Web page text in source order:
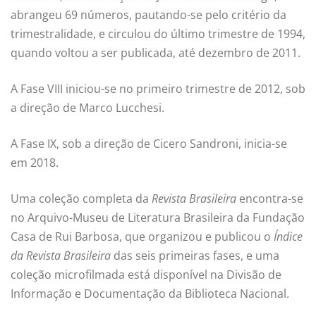
abrangeu 69 números, pautando-se pelo critério da
trimestralidade, e circulou do último trimestre de 1994,
quando voltou a ser publicada, até dezembro de 2011.
A Fase VIII iniciou-se no primeiro trimestre de 2012, sob
a direção de Marco Lucchesi.
A Fase IX, sob a direção de Cicero Sandroni, inicia-se
em 2018.
Uma coleção completa da Revista Brasileira encontra-se
no Arquivo-Museu de Literatura Brasileira da Fundação
Casa de Rui Barbosa, que organizou e publicou o Índice
da Revista Brasileira das seis primeiras fases, e uma
coleção microfilmada está disponível na Divisão de
Informação e Documentação da Biblioteca Nacional.